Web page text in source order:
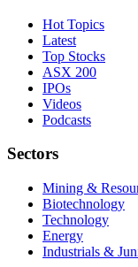
Hot Topics
Latest
Top Stocks
ASX 200
IPOs
Videos
Podcasts
Sectors
Mining &
Biotechnology
Technology
Energy
Industrials &